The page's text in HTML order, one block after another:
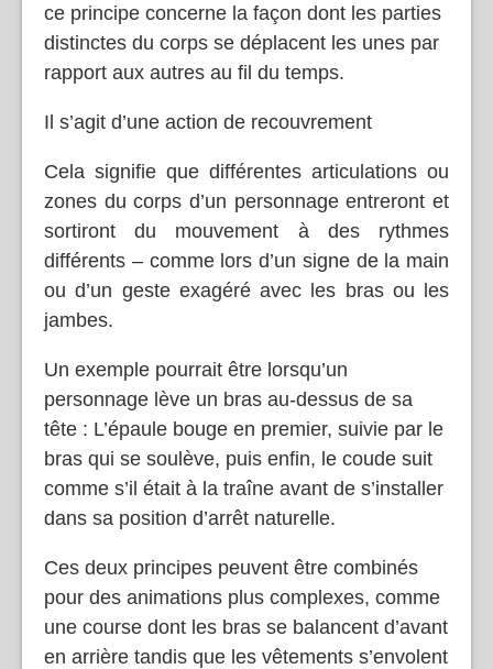
ce principe concerne la façon dont les parties
distinctes du corps se déplacent les unes par
rapport aux autres au fil du temps.
Il s’agit d’une action de recouvrement
Cela signifie que différentes articulations ou
zones du corps d’un personnage entreront et
sortiront du mouvement à des rythmes
différents – comme lors d’un signe de la main
ou d’un geste exagéré avec les bras ou les
jambes.
Un exemple pourrait être lorsqu’un
personnage lève un bras au-dessus de sa
tête : L’épaule bouge en premier, suivie par le
bras qui se soulève, puis enfin, le coude suit
comme s’il était à la traîne avant de s’installer
dans sa position d’arrêt naturelle.
Ces deux principes peuvent être combinés
pour des animations plus complexes, comme
une course dont les bras se balancent d’avant
en arrière tandis que les vêtements s’envolent